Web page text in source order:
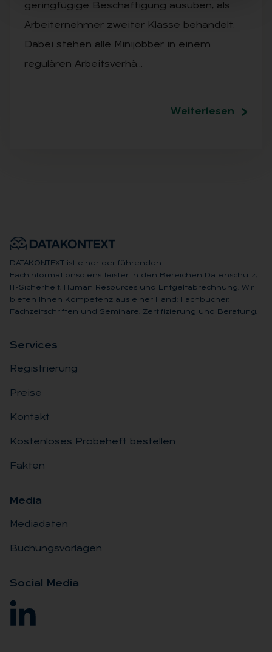
geringfügige Beschäftigung ausüben, als
Arbeiternehmer zweiter Klasse behandelt.
Dabei stehen alle Minijobber in einem
regulären Arbeitsverhä…
Weiterlesen
DATAKONTEXT ist einer der führenden
Fachinformationsdienstleister in den Bereichen Datenschutz,
IT-Sicherheit, Human Resources und Entgeltabrechnung. Wir
bieten Ihnen Kompetenz aus einer Hand: Fachbücher,
Fachzeitschriften und Seminare, Zertifizierung und Beratung.
Ser­vices
Registrierung
Preise
Kontakt
Kostenloses Probeheft bestellen
Fakten
Me­dia
Mediadaten
Buchungsvorlagen
So­ci­al Me­dia